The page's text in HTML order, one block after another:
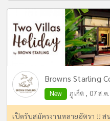
Browns Starling
New ภูเก็ต , 07 ส.ค
เปิดรับสมัครงานหลายอัตรา !! ส